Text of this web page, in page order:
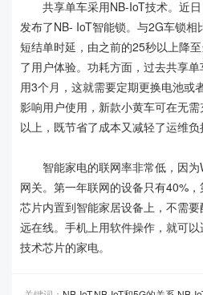
共享单车采用NB-IoT技术。近日
发布了NB- IoT智能锁。与2G车锁
短结单时延，由之前的25秒以上降
了用户体验。功耗方面，过去共享
用3个月，这就需要定期更换电池或
影响用户使用，新款小黄车可在无
以上，既节省了成本又减轻了运维负
智能家电的联网率非常低，因为
网关。第一年联网的设备只有40%
芯片内置到智能家居设备上，不需
远在线。手机上用软件操作，就可
技术芯片的家电。